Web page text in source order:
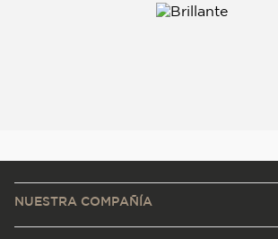
NUESTRA COMPAÑÍA